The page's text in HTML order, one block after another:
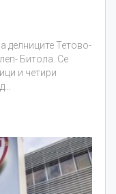
делниците Тетово-
Битола. Се
и четири